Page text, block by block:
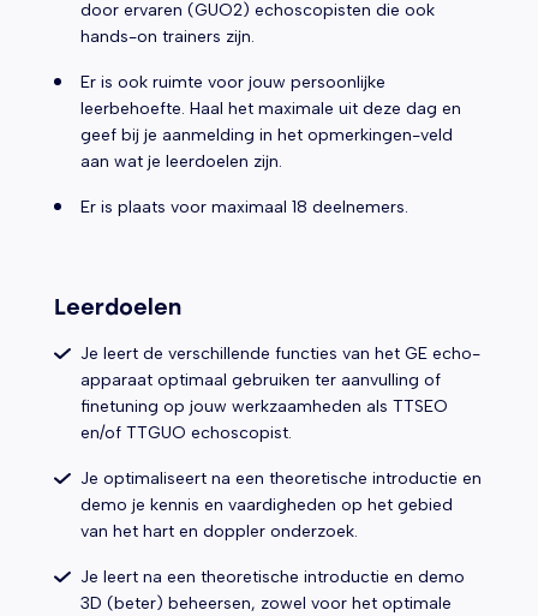
door ervaren (GUO2) echoscopisten die ook
hands-on trainers zijn.
Er is ook ruimte voor jouw persoonlijke
leerbehoefte. Haal het maximale uit deze dag en
geef bij je aanmelding in het opmerkingen-veld
aan wat je leerdoelen zijn.
Er is plaats voor maximaal 18 deelnemers.
Leerdoelen
Je leert de verschillende functies van het GE echo-
apparaat optimaal gebruiken ter aanvulling of
finetuning op jouw werkzaamheden als TTSEO
en/of TTGUO echoscopist.
Je optimaliseert na een theoretische introductie en
demo je kennis en vaardigheden op het gebied
van het hart en doppler onderzoek.
Je leert na een theoretische introductie en demo
3D (beter) beheersen, zowel voor het optimale